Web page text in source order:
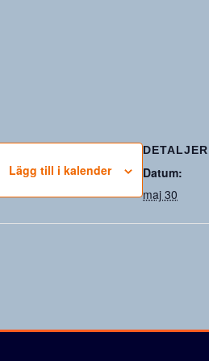
Lägg till i kalender
DETALJER
Datum:
maj 30